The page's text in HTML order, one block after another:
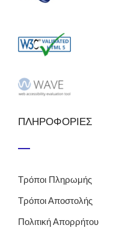
ΠΛΗΡΟΦΟΡΙΕΣ
Τρόποι Πληρωμής
Τρόποι Αποστολής
Πολιτική Απορρήτου